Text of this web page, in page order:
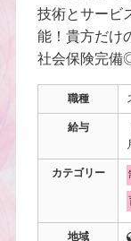
技術とサービ
能！貴方だけ
社会保険完備
職種
給与
カテゴリー
地域